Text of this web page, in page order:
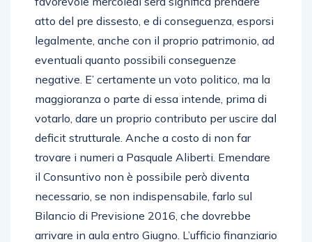
atto del pre dissesto, e di conseguenza, esporsi
legalmente, anche con il proprio patrimonio, ad
eventuali quanto possibili conseguenze
negative. E’ certamente un voto politico, ma la
maggioranza o parte di essa intende, prima di
votarlo, dare un proprio contributo per uscire dal
deficit strutturale. Anche a costo di non far
trovare i numeri a Pasquale Aliberti. Emendare
il Consuntivo non è possibile però diventa
necessario, se non indispensabile, farlo sul
Bilancio di Previsione 2016, che dovrebbe
arrivare in aula entro Giugno. L’ufficio finanziario